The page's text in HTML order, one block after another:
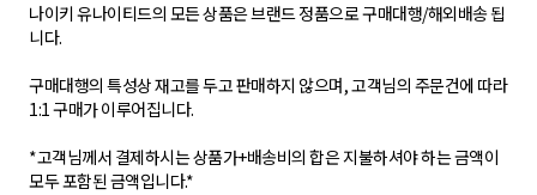
나이키 유나이티드의 모든 상품은 브랜드 정품으로 구매대행/해외배송 됩
니다.
구매대행의 특성상 재고를 두고 판매하지 않으며, 고객님의 주문건에 따라
1:1 구매가 이루어집니다.
*고객님께서 결제하시는 상품가+배송비의 합은 지불하셔야 하는 금액이
모두 포함된 금액입니다.*